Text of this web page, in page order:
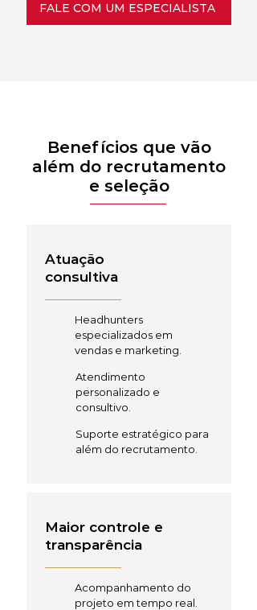
FALE COM UM ESPECIALISTA
Benefícios que vão
além do recrutamento
e seleção
Atuação
consultiva
Headhunters
especializados em
vendas e marketing.
Atendimento
personalizado e
consultivo.
Suporte estratégico para
além do recrutamento.
Maior controle e
transparência
Acompanhamento do
projeto em tempo real.